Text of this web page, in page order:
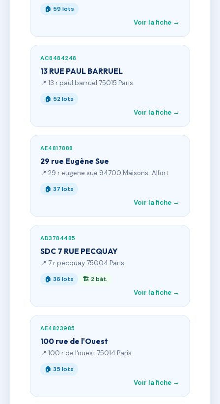
🏠 59 lots
Voir la fiche →
AC8484248
13 RUE PAUL BARRUEL
📍 13 r paul barruel 75015 Paris
🏠 52 lots
Voir la fiche →
AE4817888
29 rue Eugène Sue
📍 29 r eugene sue 94700 Maisons-Alfort
🏠 37 lots
Voir la fiche →
AD3784485
SDC 7 RUE PECQUAY
📍 7 r pecquay 75004 Paris
🏠 36 lots 🏗 2 bât.
Voir la fiche →
AE4823985
100 rue de l'Ouest
📍 100 r de l'ouest 75014 Paris
🏠 35 lots
Voir la fiche →